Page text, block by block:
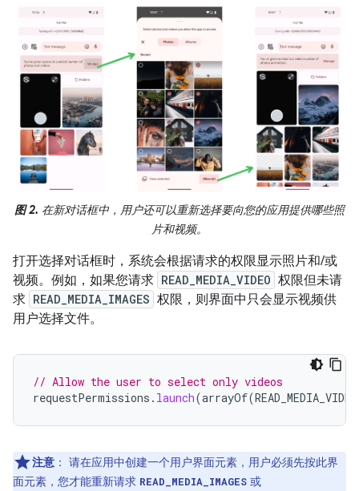
图 2. 在新对话框中，用户还可以重新选择要向您的应用提供哪些照
片和视频。
打开选择对话框时，系统会根据请求的权限显示照片和/或
视频。例如，如果您请求 READ_MEDIA_VIDEO 权限但未请
求 READ_MEDIA_IMAGES 权限，则界面中只会显示视频供
用户选择文件。
// Allow the user to select only videos
requestPermissions . launch(arrayOf(READ_MEDIA_VIDEO
注意 ： 请在应用中创建一个用户界面元素，用户必须先按此界
面元素，您才能重新请求 READ_MEDIA_IMAGES 或